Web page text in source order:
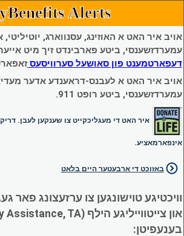
Alerts
אויב איר האט א האוזינג, עסנווארג, יוטיליטי,
עמערדזשענסי, ביטע פארבינדט זיך מיט
דעפארטמענט פון סאושעל סערוויסעס
אויב איר האט א לעבנס-דראענדע אדער
עמערדזשענסי, ביטע רופט 911.
איר האט די מעגליכקייט צו שענקען לעבן.
אינפארמאציע.
באזוכט די ארבעטער היים בלאט
בענעפיטן: